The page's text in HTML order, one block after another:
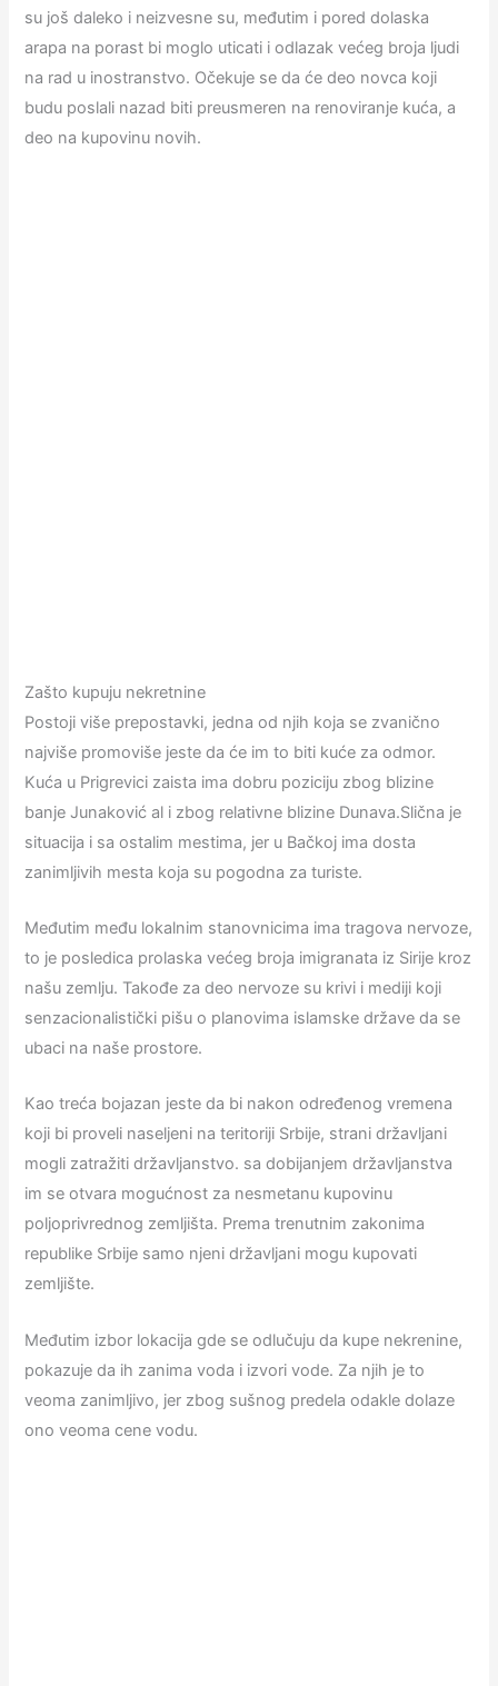
su još daleko i neizvesne su, međutim i pored dolaska
arapa na porast bi moglo uticati i odlazak većeg broja ljudi
na rad u inostranstvo. Očekuje se da će deo novca koji
budu poslali nazad biti preusmeren na renoviranje kuća, a
deo na kupovinu novih.
Zašto kupuju nekretnine
Postoji više prepostavki, jedna od njih koja se zvanično
najviše promoviše jeste da će im to biti kuće za odmor.
Kuća u Prigrevici zaista ima dobru poziciju zbog blizine
banje Junaković al i zbog relativne blizine Dunava.Slična je
situacija i sa ostalim mestima, jer u Bačkoj ima dosta
zanimljivih mesta koja su pogodna za turiste.
Međutim među lokalnim stanovnicima ima tragova nervoze,
to je posledica prolaska većeg broja imigranata iz Sirije kroz
našu zemlju. Takođe za deo nervoze su krivi i mediji koji
senzacionalistički pišu o planovima islamske države da se
ubaci na naše prostore.
Kao treća bojazan jeste da bi nakon određenog vremena
koji bi proveli naseljeni na teritoriji Srbije, strani državljani
mogli zatražiti državljanstvo. sa dobijanjem državljanstva
im se otvara mogućnost za nesmetanu kupovinu
poljoprivrednog zemljišta. Prema trenutnim zakonima
republike Srbije samo njeni državljani mogu kupovati
zemljište.
Međutim izbor lokacija gde se odlučuju da kupe nekrenine,
pokazuje da ih zanima voda i izvori vode. Za njih je to
veoma zanimljivo, jer zbog sušnog predela odakle dolaze
ono veoma cene vodu.